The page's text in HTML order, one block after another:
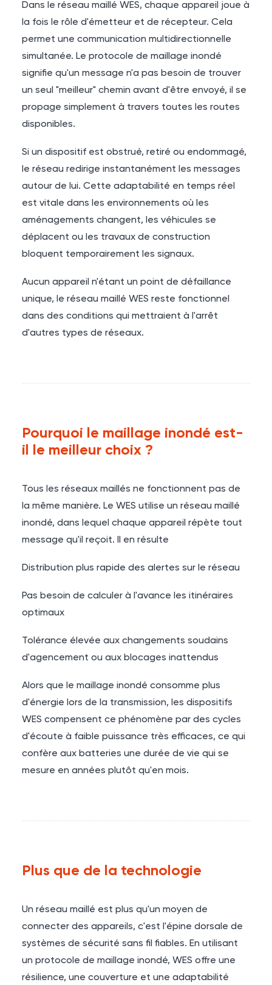
Dans le réseau maillé WES, chaque appareil joue à
la fois le rôle d'émetteur et de récepteur. Cela
permet une communication multidirectionnelle
simultanée. Le protocole de maillage inondé
signifie qu'un message n'a pas besoin de trouver
un seul "meilleur" chemin avant d'être envoyé, il se
propage simplement à travers toutes les routes
disponibles.
Si un dispositif est obstrué, retiré ou endommagé,
le réseau redirige instantanément les messages
autour de lui. Cette adaptabilité en temps réel
est vitale dans les environnements où les
aménagements changent, les véhicules se
déplacent ou les travaux de construction
bloquent temporairement les signaux.
Aucun appareil n'étant un point de défaillance
unique, le réseau maillé WES reste fonctionnel
dans des conditions qui mettraient à l'arrêt
d'autres types de réseaux.
Pourquoi le maillage inondé est-
il le meilleur choix ?
Tous les réseaux maillés ne fonctionnent pas de
la même manière. Le WES utilise un réseau maillé
inondé, dans lequel chaque appareil répète tout
message qu'il reçoit. Il en résulte
Distribution plus rapide des alertes sur le réseau
Pas besoin de calculer à l'avance les itinéraires
optimaux
Tolérance élevée aux changements soudains
d'agencement ou aux blocages inattendus
Alors que le maillage inondé consomme plus
d'énergie lors de la transmission, les dispositifs
WES compensent ce phénomène par des cycles
d'écoute à faible puissance très efficaces, ce qui
confère aux batteries une durée de vie qui se
mesure en années plutôt qu'en mois.
Plus que de la technologie
Un réseau maillé est plus qu'un moyen de
connecter des appareils, c'est l'épine dorsale de
systèmes de sécurité sans fil fiables. En utilisant
un protocole de maillage inondé, WES offre une
résilience, une couverture et une adaptabilité